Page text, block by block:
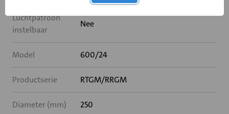
Luchtpatroon
instelbaar
Nee
Model 600/24
Productserie RTGM/RRGM
Diameter (mm) 250